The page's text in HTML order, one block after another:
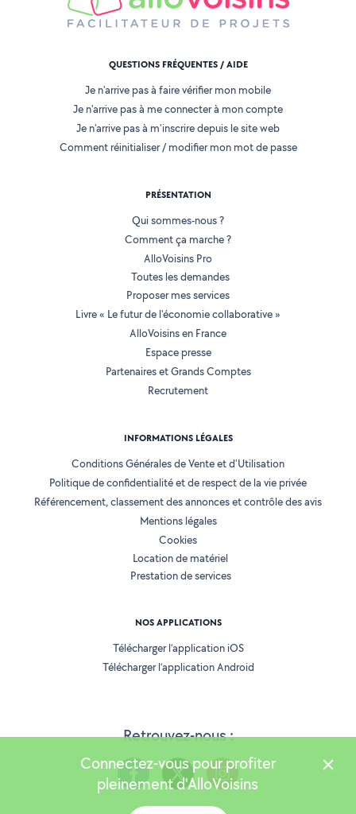
Retrouvez-nous :
QUESTIONS FRÉQUENTES / AIDE
Je n'arrive pas à faire vérifier mon mobile
Je n'arrive pas à me connecter à mon compte
Je n'arrive pas à m'inscrire depuis le site web
Comment réinitialiser / modifier mon mot de passe
PRÉSENTATION
Qui sommes-nous ?
Comment ça marche ?
AlloVoisins Pro
Toutes les demandes
Proposer mes services
Livre « Le futur de l'économie collaborative »
AlloVoisins en France
Espace presse
Partenaires et Grands Comptes
Recrutement
INFORMATIONS LÉGALES
Conditions Générales de Vente et d'Utilisation
Politique de confidentialité et de respect de la vie privée
Référencement, classement des annonces et contrôle des avis
Mentions légales
Cookies
Location de matériel
Prestation de services
NOS APPLICATIONS
Télécharger l’application iOS
Télécharger l’application Android
Connectez-vous pour profiter
pleinement d'AlloVoisins